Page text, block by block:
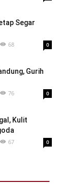
Segar
68 0
Gurih
76 0
Kulit
67 0